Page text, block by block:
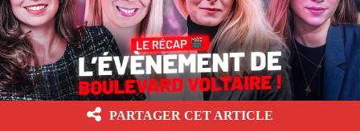
PARTAGER CET ARTICLE